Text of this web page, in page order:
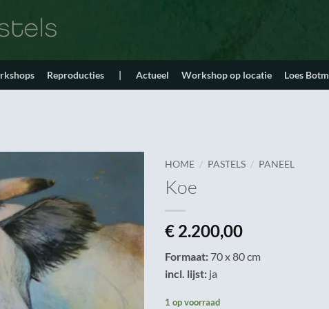
Reproducties | Actueel Workshop op locatie Loes
HOME / PASTELS / PANEEL
Koe
€ 2.200,00
Formaat: 70 x 80 cm
incl. lijst: ja
1 op voorraad